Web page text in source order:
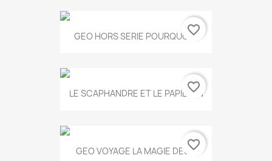
GEO HORS SERIE POURQUOI...
favorite_border
LE SCAPHANDRE ET LE PAPILLON
favorite_border
GEO VOYAGE LA MAGIE DES...
favorite_border